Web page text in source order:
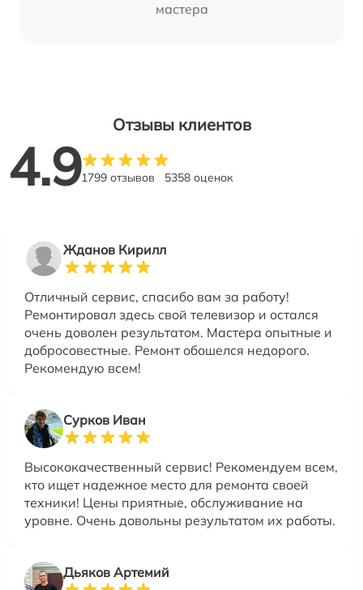
мастера
Отзывы клиентов
4.91799 отзывов 5358 оценок
Жданов Кирилл
Отличный сервис, спасибо вам за работу!
Ремонтировал здесь свой телевизор и остался
очень доволен результатом. Мастера опытные и
добросовестные. Ремонт обошелся недорого.
Рекомендую всем!
Сурков Иван
Высококачественный сервис! Рекомендуем всем,
кто ищет надежное место для ремонта своей
техники! Цены приятные, обслуживание на
уровне. Очень довольны результатом их работы.
Дьяков Артемий